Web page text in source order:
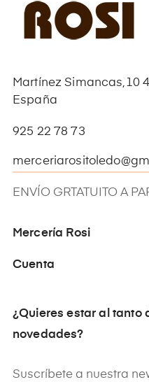
Martínez Simancas,10
España
925 22 78 73
ENVÍO GRTATUITO A
Mercería Rosi
Cuenta
¿Quieres estar al tanto
novedades?
Suscríbete a nuestra